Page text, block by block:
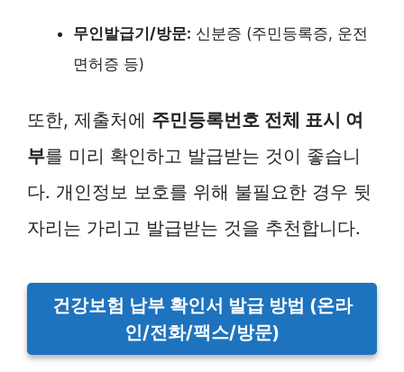
무인발급기/방문: 신분증 (주민등록증, 운전
면허증 등)
또한, 제출처에 주민등록번호 전체 표시 여
부를 미리 확인하고 발급받는 것이 좋습니
다. 개인정보 보호를 위해 불필요한 경우 뒷
자리는 가리고 발급받는 것을 추천합니다.
건강보험 납부 확인서 발급 방법 (온라
인/전화/팩스/방문)